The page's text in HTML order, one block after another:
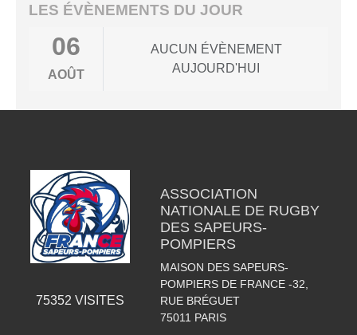
LES ÉVÈNEMENTS DU JOUR
06
AOÛT
AUCUN ÉVÈNEMENT
AUJOURD'HUI
75352 VISITES
ASSOCIATION
NATIONALE DE RUGBY
DES SAPEURS-
POMPIERS
MAISON DES SAPEURS-
POMPIERS DE FRANCE -32,
RUE BRÉGUET
75011 PARIS